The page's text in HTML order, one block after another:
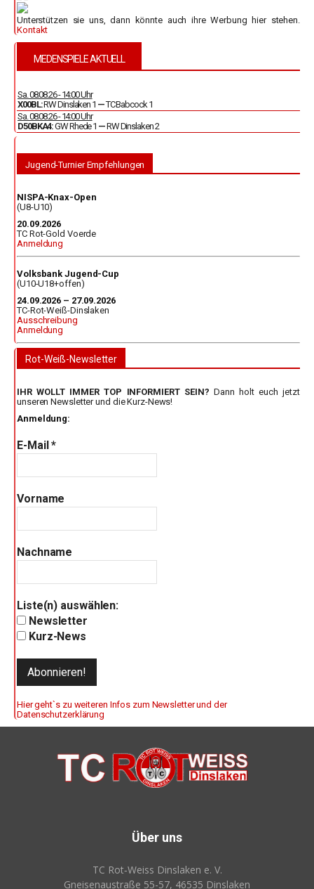
Unterstützen sie uns, dann könnte auch ihre Werbung hier stehen.
Kontakt
MEDENSPIELE AKTUELL
Sa. 08.08.26 - 14:00 Uhr
X00BL:RW Dinslaken 1 —TC Babcock 1
Sa. 08.08.26 - 14:00 Uhr
D50BKA4:GW Rhede 1 —RW Dinslaken 2
Jugend-Turnier Empfehlungen
NISPA-Knax-Open
(U8-U10)
20.09.2026
TC Rot-Gold Voerde
Anmeldung
Volksbank Jugend-Cup
(U10-U18+offen)
24.09.2026 – 27.09.2026
TC-Rot-Weiß-Dinslaken
Ausschreibung
Anmeldung
Rot-Weiß-Newsletter
IHR WOLLT IMMER TOP INFORMIERT SEIN? Dann holt euch jetzt
unseren Newsletter und die Kurz-News!
Anmeldung:
E-Mail*
Vorname
Nachname
Liste(n) auswählen:
Newsletter
Kurz-News
Hier geht`s zu weiteren Infos zum Newsletter und der
Datenschutzerklärung
Über uns
TC Rot‑Weiss Dinslaken e. V.
Gneisenaustraße 55-57, 46535 Dinslaken